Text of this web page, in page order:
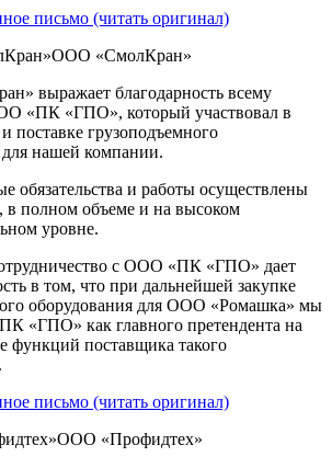
письмо (читать оригинал)
ООО «СмолКран»
выражает благодарность всему
«ПК «ГПО», который участвовал в
поставке грузоподъемного
для нашей компании.
обязательства и работы осуществлены
в полном объеме и на высоком
уровне.
с ООО «ПК «ГПО» дает
в том, что при дальнейшей закупке
оборудования для ООО «Ромашка» мы
«ГПО» как главного претендента на
функций поставщика такого
письмо (читать оригинал)
ООО «Профидтех»